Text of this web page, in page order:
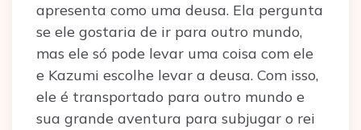
apresenta como uma deusa. Ela pergunta
se ele gostaria de ir para outro mundo,
mas ele só pode levar uma coisa com ele
e Kazumi escolhe levar a deusa. Com isso,
ele é transportado para outro mundo e
sua grande aventura para subjugar o rei